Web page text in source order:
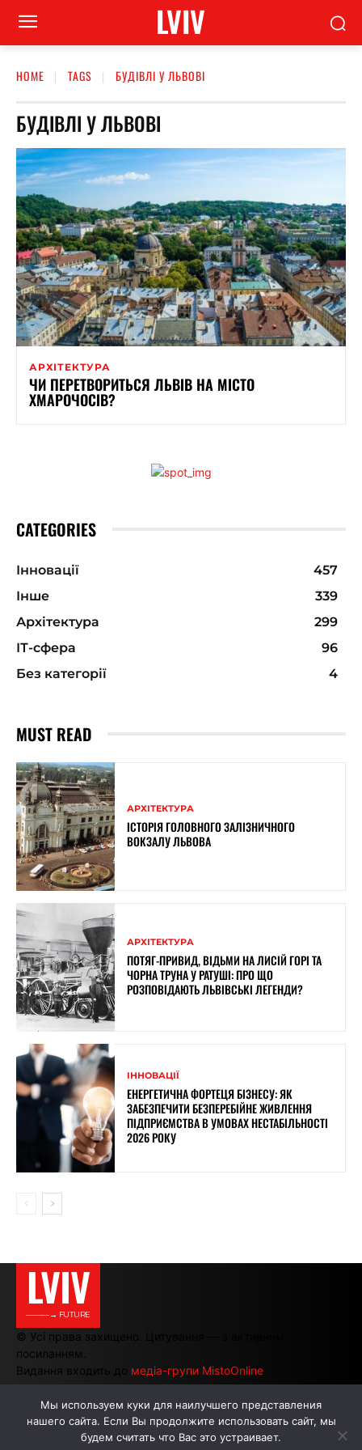
LVIV
HOME TAGS БУДІВЛІ У ЛЬВОВІ
БУДІВЛІ У ЛЬВОВІ
АРХІТЕКТУРА
ЧИ ПЕРЕТВОРИТЬСЯ ЛЬВІВ НА МІСТО
ХМАРОЧОСІВ?
CATEGORIES
Інновації
457
Інше
339
Архітектура
299
ІТ-сфера
96
Без категорії
4
MUST READ
АРХІТЕКТУРА
ІСТОРІЯ ГОЛОВНОГО ЗАЛІЗНИЧНОГО
ВОКЗАЛУ ЛЬВОВА
АРХІТЕКТУРА
ПОТЯГ-ПРИВИД, ВІДЬМИ НА ЛИСІЙ ГОРІ ТА
ЧОРНА ТРУНА У РАТУШІ: ПРО ЩО
РОЗПОВІДАЮТЬ ЛЬВІВСЬКІ ЛЕГЕНДИ?
ІННОВАЦІЇ
ЕНЕРГЕТИЧНА ФОРТЕЦЯ БІЗНЕСУ: ЯК
ЗАБЕЗПЕЧИТИ БЕЗПЕРЕБІЙНЕ ЖИВЛЕННЯ
ПІДПРИЄМСТВА В УМОВАХ НЕСТАБІЛЬНОСТІ
2026 РОКУ
LVIV
———→ FUTURE
© Усі права захищено. Цитування — з активним
посиланням.
Видання входить до медіа-групи MistoOnline
АВТОРИ РЕКЛАМА НА САЙТІ
Мы используем куки для наилучшего представления
нашего сайта. Если Вы продолжите использовать сайт, мы
будем считать что Вас это устраивает.